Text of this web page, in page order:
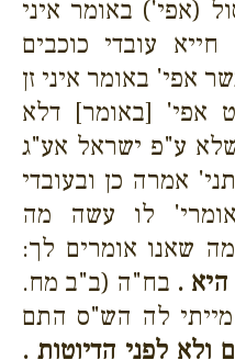
(אפי') באומר איני
עובדי כוכבים
אפי' באומר איני זן
אפי' [באומר] דלא
ע"פ ישראל אע"ג
אמרה כן ובעובדי
לו עשה מה
שאנו אומרים לך:
. בח"ה (ב"ב מח.
לה הש"ס התם
ולא לפני הדיוטות .